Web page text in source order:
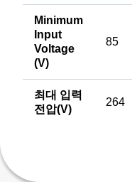
Minimum
Input
Voltage
(V)
85
최대 입력
전압(V)
264